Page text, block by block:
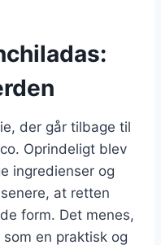
der går tilbage til
Oprindeligt blev
ingredienser og
at retten
form. Det menes,
en praktisk og